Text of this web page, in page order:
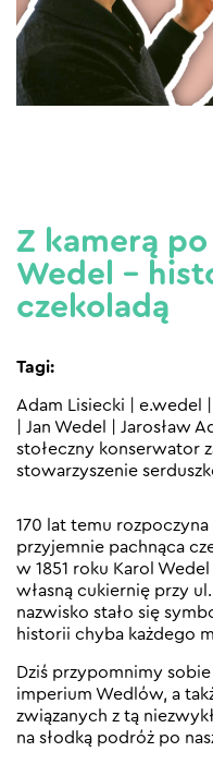
Z kamerą
Wedel –
czekoladą
Tagi:
Adam Lisiecki e.wedel
Jan Wedel Jarosław
stołeczny konserwator
stowarzyszenie
170 lat temu
przyjemnie pachnąca
w 1851 roku Karol
własną cukiernię przy
nazwisko stało się
historii chyba każdego
Dziś przypomnimy
imperium Wedlów, a
związanych z tą
na słodką podróż po